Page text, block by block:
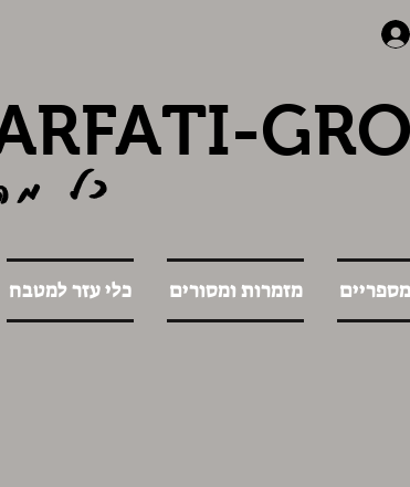
כל
מספריים מזמרות ומסורים כלי עזר למטבח